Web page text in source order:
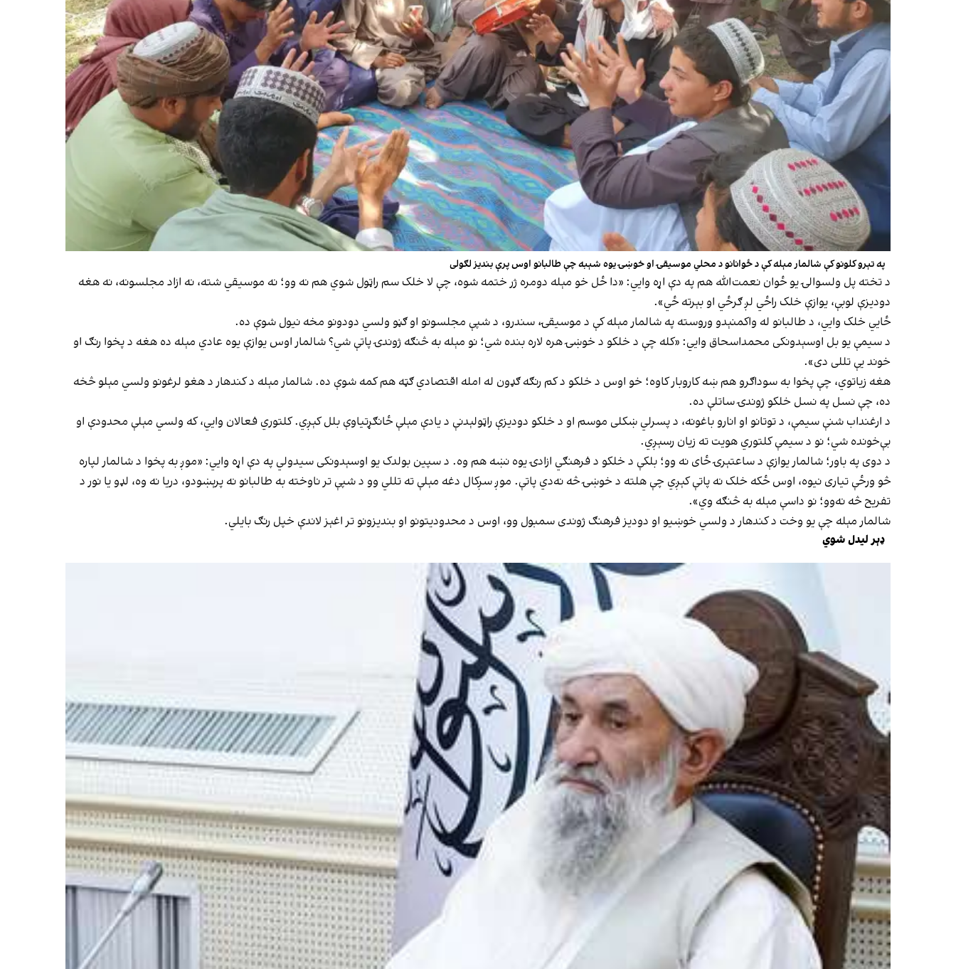
په تېرو کلونو کې شالمار مېله کې د ځوانانو د محلي موسیقۍ او خوښۍ یوه شېبه چې طالبانو اوس پرې بندیز لګولی
د تخته پل ولسوالۍ یو ځوان نعمت‌الله هم په دې اړه وایي: «دا ځل خو مېله دومره ژر ختمه شوه، چې لا خلک سم راټول شوي هم نه وو؛ نه موسیقي شته، نه ازاد مجلسونه، نه هغه
دودیزې لوبې، یوازې خلک راځي لږ ګرځي او بېرته ځي».
ځايي خلک وایي، د طالبانو له واکمنېدو وروسته په شالمار مېله کې د موسیقۍ، سندرو، د شپې مجلسونو او ګڼو ولسي دودونو مخه نیول شوې ده.
د سیمې یو بل اوسېدونکی محمداسحاق وایي: «کله چې د خلکو د خوښۍ هره لاره بنده شي؛ نو مېله به څنګه ژوندۍ پاتې شي؟ شالمار اوس یوازې یوه عادي مېله ده هغه د پخوا رنګ او
خوند يې تللی دی».
هغه زیاتوي، چې پخوا به سوداګرو هم ښه کاروبار کاوه؛ خو اوس د خلکو د کم رنګه ګډون له امله اقتصادي ګټه هم کمه شوې ده. شالمار مېله د کندهار د هغو لرغونو ولسي مېلو څخه
ده، چې نسل په نسل خلکو ژوندۍ ساتلې ده.
د ارغنداب شنې سیمې، د توتانو او انارو باغونه، د پسرلي ښکلی موسم او د خلکو دودیزې راټولېدنې د یادې مېلې ځانګړتیاوې بلل کېږي. کلتوري فعالان وایي، که ولسي مېلې محدودې او
بې‌خونده شي؛ نو د سیمې کلتوري هویت ته زیان رسېږي.
د دوی په باور؛ شالمار یوازې د ساعتېرۍ ځای نه وو؛ بلکې د خلکو د فرهنګي ازادۍ یوه نښه هم وه. د سپین بولدک یو اوسېدونکی سیدولي په دې اړه وایي: «موږ به پخوا د شالمار لپاره
څو ورځې تیاری نیوه، اوس ځکه خلک نه پاتې کېږي چې هلته د خوښۍ څه نه‌دي پاتې. موږ سږکال دغه مېلې ته تللي وو د شپې تر ناوخته به طالبانو نه پرېښودو، دریا نه وه، لډو یا نور د
تفریح څه نه‌وو؛ نو داسې مېله به څنګه وي».
شالمار مېله چې یو وخت د کندهار د ولسي خوښیو او دودیز فرهنګ ژوندی سمبول وو، اوس د محدودیتونو او بندیزونو تر اغېز لاندې خپل رنګ بایلي.
ډېر لیدل شوي